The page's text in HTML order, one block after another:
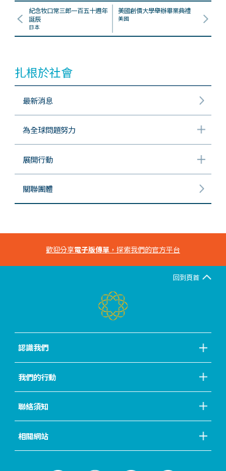
紀念牧口常三郎一百五十週年
誕辰
日本
美國創價大學舉辦畢業典禮
美國
扎根於社會
最新消息
為全球問題努力
展開行動
關聯團體
歡迎分享電子版傳單 ，探索我們的官方平台
回到頁首
認識我們
我們的行動
聯絡須知
相關網站